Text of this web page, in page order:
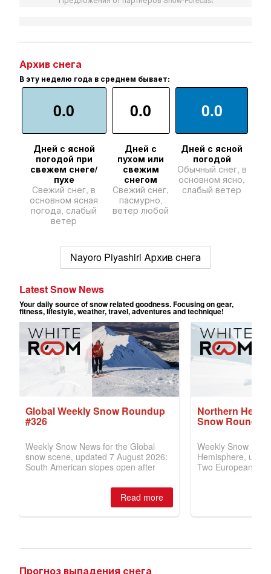
Архив снега
В эту неделю года в среднем бывает:
0.0
Дней с ясной
погодой при
свежем снеге/
пухе
Свежий снег, в
основном ясная
погода, слабый
ветер
0.0
Дней с
пухом или
свежим
снегом
Свежий снег,
пасмурно,
ветер любой
0.0
Дней с ясной
погодой
Обычный снег, в
основном ясно,
слабый ветер
Nayoro Piyashiri Архив снега
Прогноз выпадения снега